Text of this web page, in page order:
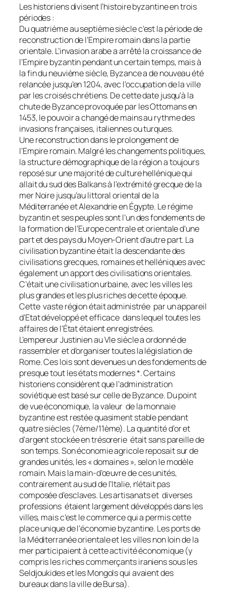
Les historiens divisent l’histoire byzantine en trois
périodes :
Du quatrième au septième siècle c’est la période de
reconstruction de l’Empire romain dans la partie
orientale. L’invasion arabe a arrêté la croissance de
l’Empire byzantin pendant un certain temps, mais à
la fin du neuvième siècle, Byzance a de nouveau été
relancée jusqu’en 1204, avec l’occupation de la ville
par les croisés chrétiens. De cette date jusqu’à la
chute de Byzance provoquée par les Ottomans en
1453, le pouvoir a changé de mains au rythme des
invasions françaises, italiennes ou turques.
Une reconstruction dans le prolongement de
l’Empire romain. Malgré les changements politiques,
la structure démographique de la région a toujours
reposé sur une majorité de culture hellénique qui
allait du sud des Balkans à l’extrémité grecque de la
mer Noire jusqu’au littoral oriental de la
Méditerranée et Alexandrie en Égypte. Le régime
byzantin et ses peuples sont l’un des fondements de
la formation de l’Europe centrale et orientale d’une
part et des pays du Moyen-Orient d’autre part. La
civilisation byzantine était la descendante des
civilisations grecques, romaines et helléniques avec
également un apport des civilisations orientales.
C’était une civilisation urbaine, avec les villes les
plus grandes et les plus riches de cette époque.
Cette vaste région était administrée par un appareil
d’Etat développé et efficace dans lequel toutes les
affaires de l’État étaient enregistrées.
L’empereur Justinien au VIe siècle a ordonné de
rassembler et d’organiser toutes la législation de
Rome. Ces lois sont devenues un des fondements de
presque tout les états modernes *. Certains
historiens considèrent que l’administration
soviétique est basé sur celle de Byzance. Du point
de vue économique, la valeur de la monnaie
byzantine est restée quasiment stable pendant
quatre siècles (7ème/11ème). La quantité d’or et
d’argent stockée en trésorerie était sans pareille de
son temps. Son économie agricole reposait sur de
grandes unités, les « domaines », selon le modèle
romain. Mais la main-d’œuvre de ces unités,
contrairement au sud de l’Italie, n’était pas
composée d’esclaves. Les artisanats et diverses
professions étaient largement développés dans les
villes, mais c’est le commerce qui a permis cette
place unique de l’économie byzantine. Les ports de
la Méditerranée orientale et les villes non loin de la
mer participaient à cette activité économique (y
compris les riches commerçants iraniens sous les
Seldjoukides et les Mongols qui avaient des
bureaux dans la ville de Bursa).